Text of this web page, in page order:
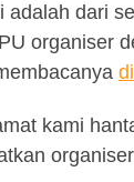
tt
er
adalah dari
organiser
kami